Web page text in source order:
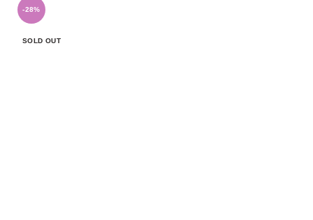
-28%
SOLD OUT